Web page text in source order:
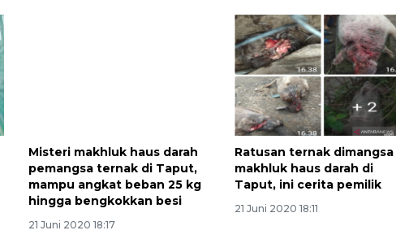
Misteri makhluk haus darah
pemangsa ternak di Taput,
mampu angkat beban 25 kg
hingga bengkokkan besi
21 Juni 2020 18:17
Ratusan ternak dimangsa
makhluk haus darah di
Taput, ini cerita pemilik
21 Juni 2020 18:11
Kodam I Bukit Barisan